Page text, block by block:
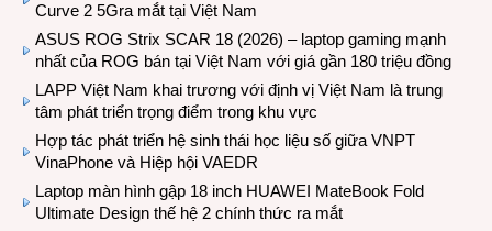
Curve 2 5Gra mắt tại Việt Nam
ASUS ROG Strix SCAR 18 (2026) – laptop gaming mạnh
nhất của ROG bán tại Việt Nam với giá gần 180 triệu đồng
LAPP Việt Nam khai trương với định vị Việt Nam là trung
tâm phát triển trọng điểm trong khu vực
Hợp tác phát triển hệ sinh thái học liệu số giữa VNPT
VinaPhone và Hiệp hội VAEDR
Laptop màn hình gập 18 inch HUAWEI MateBook Fold
Ultimate Design thế hệ 2 chính thức ra mắt